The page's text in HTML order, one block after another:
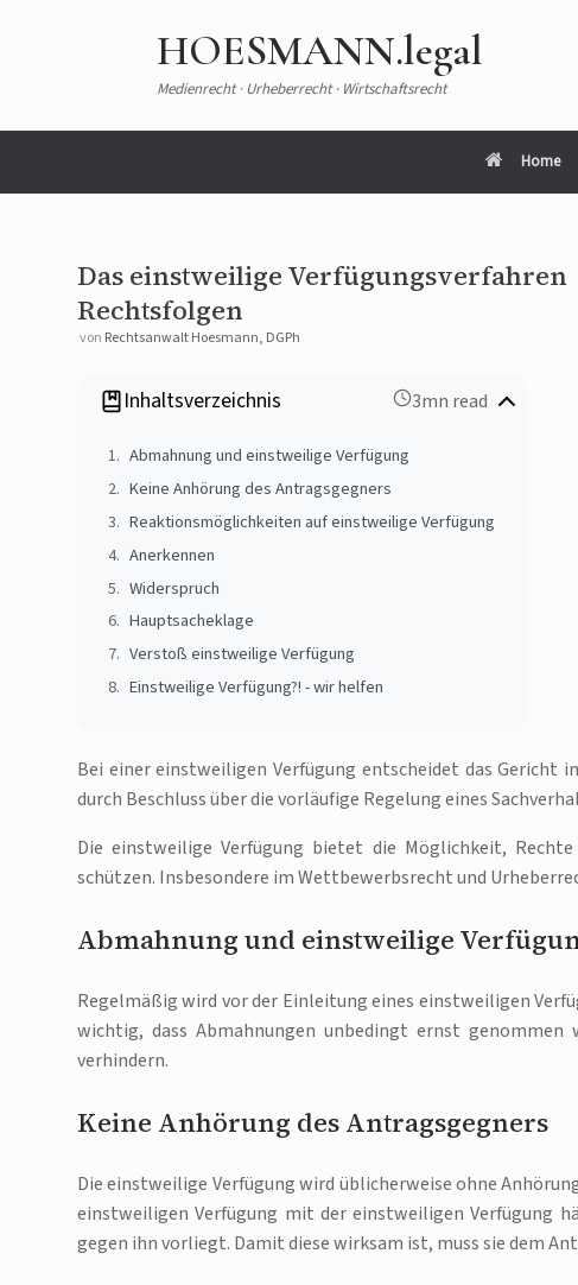
HOESMANN.legal
Medienrecht · Urheberrecht · Wirtschaftsrecht
Home
Das einstweilige
Rechtsfolgen
von Rechtsanwalt Hoesmann, DGPh
Inhaltsverzeichnis 3mn read
Abmahnung und einstweilige Verfügung
Keine Anhörung des Antragsgegners
Reaktionsmöglichkeiten auf einstweilige Verfügung
Anerkennen
Widerspruch
Hauptsacheklage
Verstoß einstweilige Verfügung
Einstweilige Verfügung?! - wir helfen
Bei einer einstweiligen Verfügung entscheidet das Gericht
durch Beschluss über die vorläufige Regelung eines
Die einstweilige Verfügung bietet die Möglichkeit,
schützen. Insbesondere im Wettbewerbsrecht und
Abmahnung und einstweilige
Regelmäßig wird vor der Einleitung eines einstweiligen
wichtig, dass Abmahnungen unbedingt ernst
verhindern.
Keine Anhörung des Antragsgegners
Die einstweilige Verfügung wird üblicherweise ohne
einstweiligen Verfügung mit der einstweiligen Verfügung
gegen ihn vorliegt. Damit diese wirksam ist, muss sie dem